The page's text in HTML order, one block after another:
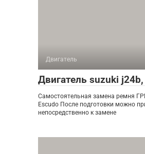
Двигатель
Двигатель suzuki
Самостоятельная замена ремня
Escudo После подготовки можно
непосредственно к замене